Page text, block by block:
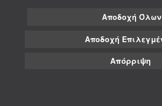
Αποδοχή Όλων
Αποδοχή
Απόρριψη